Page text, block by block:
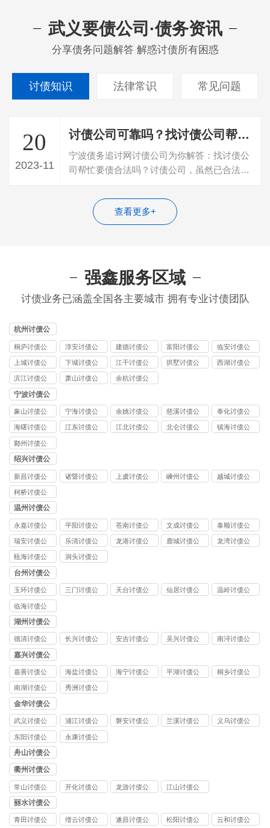
武义要债公司·债务资讯
分享债务问题解答 解惑讨债所有困惑
讨债知识 法律常识 常见问题
20
2023-11
讨债公司可靠吗？找讨债公司帮忙要债合法吗？
宁波债务追讨网讨债公司为你解答：找讨债公
司帮忙要债合法吗？讨债公司，虽然已合法的
查看更多+
强鑫服务区域
讨债业务已涵盖全国各主要城市 拥有专业讨债团队
杭州讨债公
司
桐庐讨债公
司
淳安讨债公
司
建德讨债公
司
富阳讨债公
司
临安讨债公
司
上城讨债公
司
下城讨债公
司
江干讨债公
司
拱墅讨债公
西湖讨债公
滨江讨债公
司
萧山讨债公
余杭讨债公
宁波讨债公
司
象山讨债公
司
宁海讨债公
司
余姚讨债公
司
慈溪讨债公
司
奉化讨债公
司
海曙讨债公
司
江东讨债公
江北讨债公
北仑讨债公
镇海讨债公
鄞州讨债公
司
绍兴讨债公
司
新昌讨债公
司
诸暨讨债公
上虞讨债公
嵊州讨债公
越城讨债公
柯桥讨债公
司
温州讨债公
司
永嘉讨债公
司
平阳讨债公
司
苍南讨债公
司
文成讨债公
司
泰顺讨债公
司
瑞安讨债公
司
乐清讨债公
司
龙港讨债公
鹿城讨债公
龙湾讨债公
瓯海讨债公
司
洞头讨债公
台州讨债公
司
玉环讨债公
司
三门讨债公
天台讨债公
仙居讨债公
温岭讨债公
临海讨债公
司
湖州讨债公
司
德清讨债公
司
长兴讨债公
安吉讨债公
吴兴讨债公
南浔讨债公
嘉兴讨债公
司
嘉善讨债公
司
海盐讨债公
司
海宁讨债公
平湖讨债公
桐乡讨债公
南湖讨债公
司
秀洲讨债公
金华讨债公
司
武义讨债公
司
浦江讨债公
司
磐安讨债公
兰溪讨债公
义乌讨债公
东阳讨债公
司
永康讨债公
舟山讨债公
司
衢州讨债公
司
常山讨债公
司
开化讨债公
龙游讨债公
江山讨债公
丽水讨债公
司
青田讨债公
缙云讨债公
遂昌讨债公
松阳讨债公
云和讨债公